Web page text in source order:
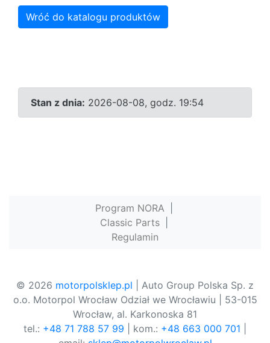
Wróć do katalogu produktów
Stan z dnia: 2026-08-08, godz. 19:54
Program NORA
Classic Parts
Regulamin
© 2026 motorpolsklep.pl | Auto Group Polska Sp. z
o.o. Motorpol Wrocław Odział we Wrocławiu | 53-015
Wrocław, al. Karkonoska 81
tel.: +48 71 788 57 99 | kom.: +48 663 000 701